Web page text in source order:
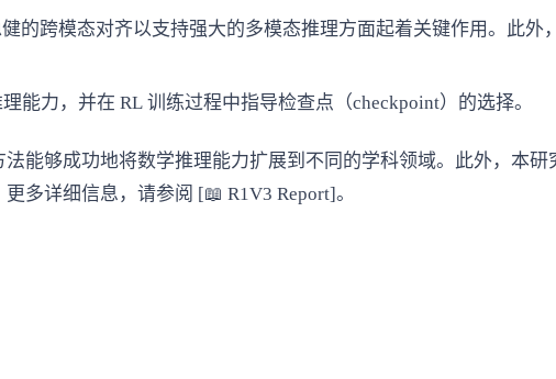
的跨模态对齐以支持强大的多模态推理方面起着关键作用。此外
能力，并在 RL 训练过程中指导检查点（checkpoint）的选择。
法能够成功地将数学推理能力扩展到不同的学科领域。此外，本
多详细信息，请参阅 [📖 R1V3 Report]。